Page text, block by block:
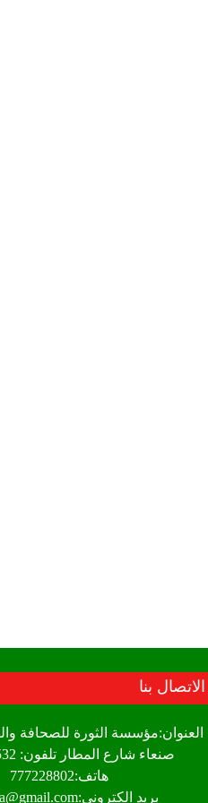
الاتصال بنا
العنوان:مؤسسة الثورة للصحافة
هاتف:777228802
بريد الكتروني:alrryada@gmail.com